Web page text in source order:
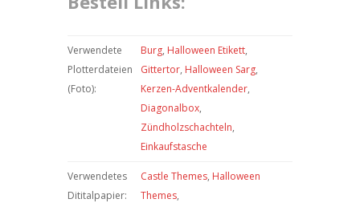
Verwendete
Plotterdateien
(Foto):
Burg, Halloween Etikett,
Gittertor, Halloween Sarg,
Kerzen-Adventkalender,
Diagonalbox,
Zündholzschachteln,
Einkaufstasche
Verwendetes
Dititalpapier:
Castle Themes, Halloween
Themes,